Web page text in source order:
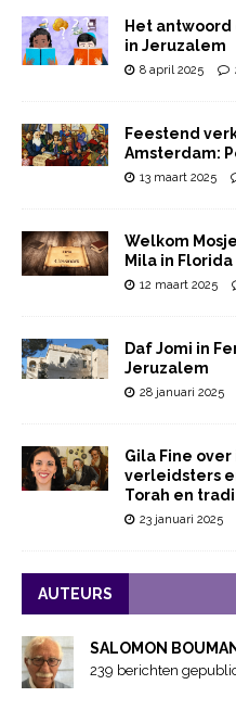
Het
in Jeruzalem
8 april 2025
Feestend
Amsterdam:
13 maart 2025
Welkom
Mila in Florida
12 maart 2025
Daf Jomi in
Jeruzalem
28 januari 2025
Gila Fine
verleidsters
Torah en
23 januari 2025
AUTEURS
SALOMON BOUMAN
239 berichten